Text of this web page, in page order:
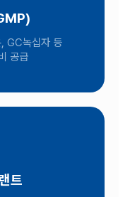
GC녹십자 등
공급
트